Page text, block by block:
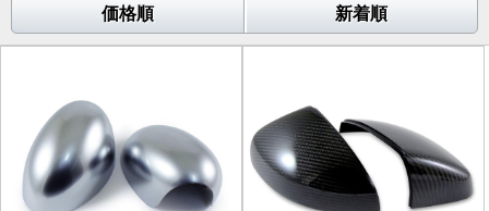
価格順 新着順